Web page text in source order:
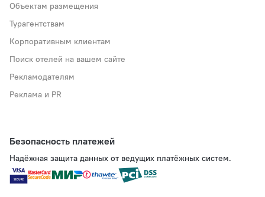
Объектам размещения
Турагентствам
Корпоративным клиентам
Поиск отелей на вашем сайте
Рекламодателям
Реклама и PR
Безопасность платежей
Надёжная защита данных от ведущих платёжных систем.